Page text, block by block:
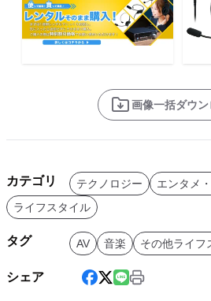
画像一括ダウン
カテゴリ テクノロジー
エンタメ
ライフスタイル
タグ AV 音楽 その他ライフ
シェア